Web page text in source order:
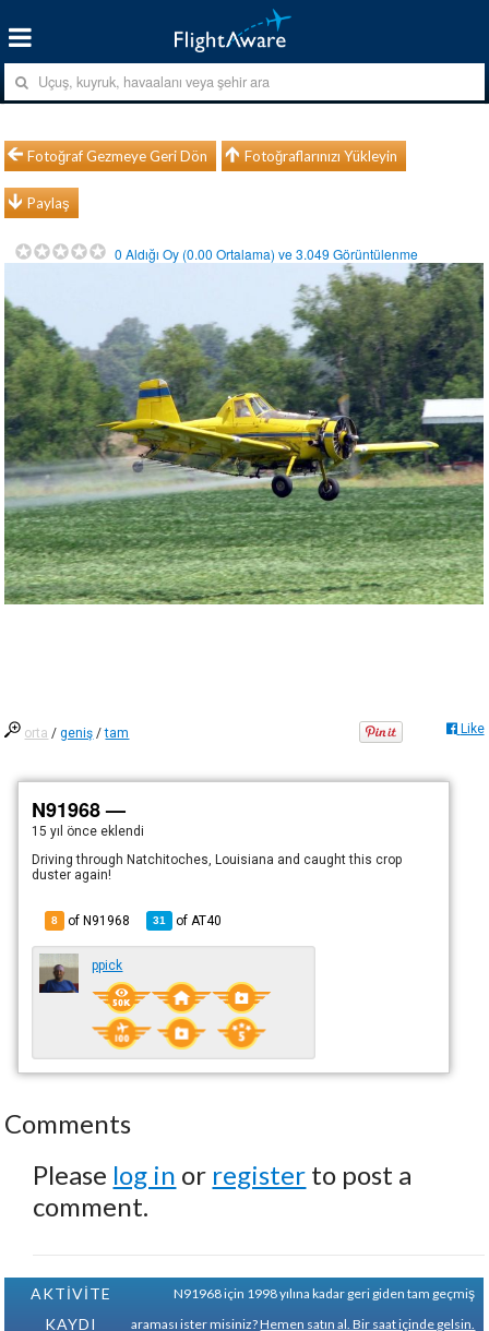
Fotoğraf Gezmeye Geri Dön Fotoğraflarınızı Yükleyin
Paylaş
0 Aldığı Oy (0.00 Ortalama) ve3.049 Görüntülenme
orta /geniş /tam Like
N91968 —
15 yıl önce eklendi
Driving through Natchitoches, Louisiana and caught this crop
duster again!
8 of N91968 31 of AT40
ppick
Comments
Please log in or register to post a
comment.
AKTİVİTE
KAYDI
N91968 için 1998 yılına kadar geri giden tam geçmiş
araması ister misiniz?Hemen satın al. Bir saat içinde gelsin.